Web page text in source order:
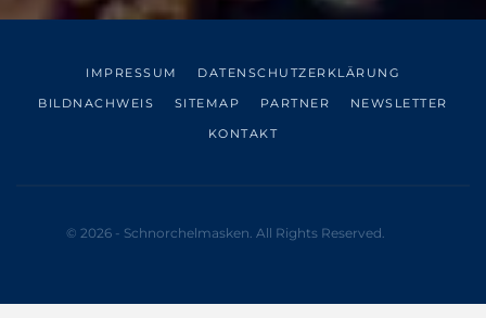
IMPRESSUM
DATENSCHUTZERKLÄRUNG
BILDNACHWEIS
SITEMAP PARTNER
NEWSLETTER
KONTAKT
© 2026 - Schnorchelmasken. All Rights Reserved.